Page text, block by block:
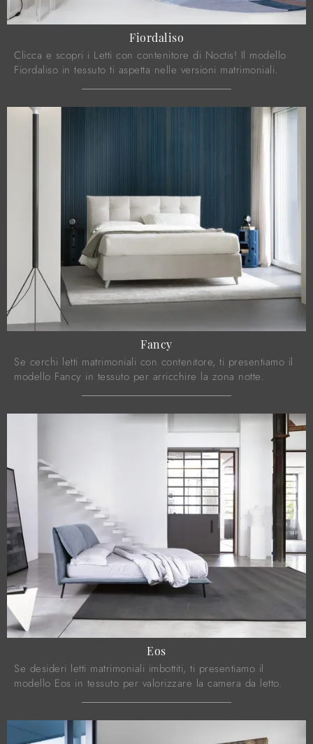
Fiordaliso
Clicca e scopri i Letti con contenitore di Noctis! Il modello
Fiordaliso in tessuto ti aspetta nelle versioni matrimoniali.
Fancy
Se cerchi letti matrimoniali con contenitore, ti presentiamo il
modello Fancy in tessuto per arricchire la zona notte.
Eos
Se desideri letti matrimoniali imbottiti, ti presentiamo il
modello Eos in tessuto per valorizzare la camera da letto.